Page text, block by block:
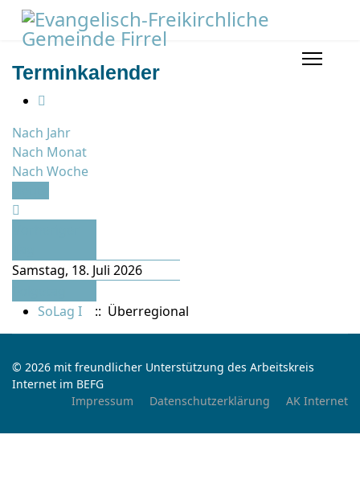
Terminkalender
Nach Jahr
Nach Monat
Nach Woche
Samstag, 18. Juli 2026
SoLag I
:: Überregional
© 2026 mit freundlicher Unterstützung des Arbeitskreis
Internet im BEFG
Impressum
Datenschutzerklärung AK Internet